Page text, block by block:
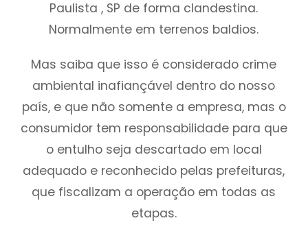
Paulista , SP de forma clandestina.
Normalmente em terrenos baldios.
Mas saiba que isso é considerado crime
ambiental inafiançável dentro do nosso
país, e que não somente a empresa, mas o
consumidor tem responsabilidade para que
o entulho seja descartado em local
adequado e reconhecido pelas prefeituras,
que fiscalizam a operação em todas as
etapas.